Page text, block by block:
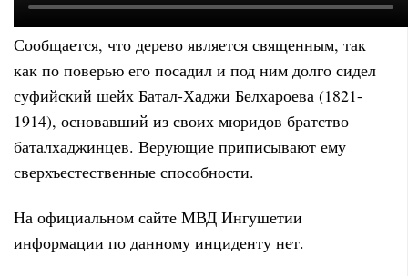
Сообщается, что дерево является священным, так
как по поверью его посадил и под ним долго сидел
суфийский шейх Батал-Хаджи Белхароева (1821-
1914), основавший из своих мюридов братство
баталхаджинцев. Верующие приписывают ему
сверхъестественные способности.
На официальном сайте МВД Ингушетии
информации по данному инциденту нет.